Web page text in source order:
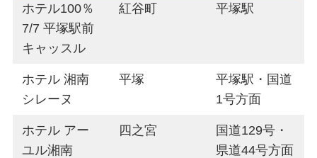
ホテル100％
7/7 平塚駅前
キャッスル
紅谷町 平塚駅
ホテル 湘南
シレーヌ
平塚
平塚駅・国道
1号方面
ホテル アー
ユル湘南
四之宮
国道129号・
県道44号方面